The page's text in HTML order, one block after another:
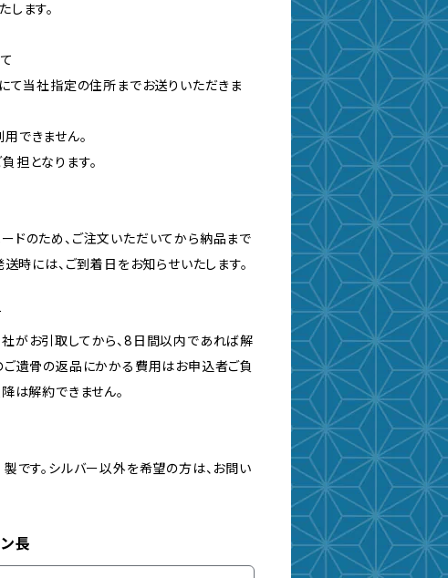
します。
にて当社指定の住所までお送りいただきま
できません。
担となります。
ドのため、ご注文いただいてから納品まで
時には、ご到着日をお知らせいたします。
がお引取してから、8日間以内であれば解
ご遺骨の返品にかかる費用はお申込者ご負
は解約できません。
製です。シルバー以外を希望の方は、お問い
長